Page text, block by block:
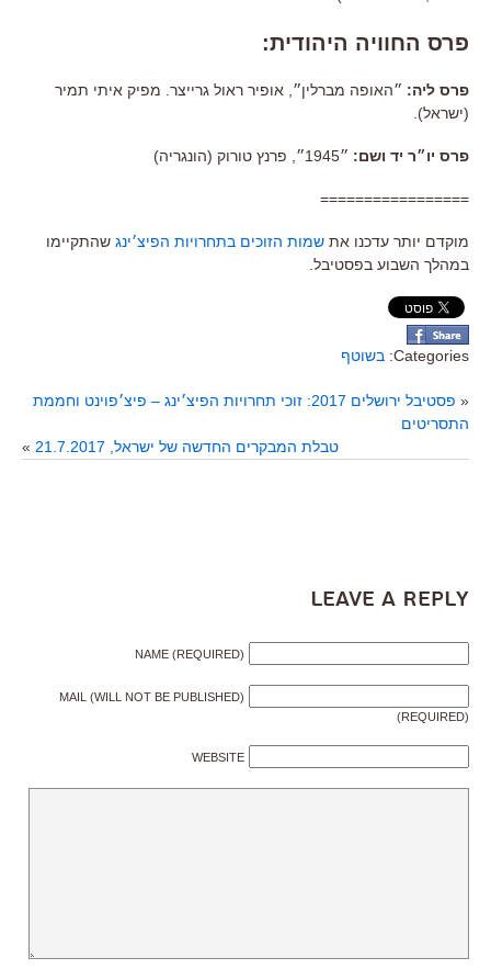
פרס החוויה היהודית:
פרס ליה: ״האופה מברלין״, אופיר ראול גרייצר. מפיק איתי תמיר
(ישראל).
פרס יו״ר יד ושם: ״1945״, פרנץ טורוק (הונגריה)
=================
מוקדם יותר עדכנו את שמות הזוכים בתחרויות הפיצ׳ינג שהתקיימו
במהלך השבוע בפסטיבל.
Categories: בשוטף
«
פסטיבל ירושלים 2017: זוכי תחרויות הפיצ׳ינג – פיצ׳פוינט וחממת
התסריטים
טבלת המבקרים החדשה של ישראל, 21.7.2017
»
Leave a Reply
NAME (REQUIRED)
MAIL (WILL NOT BE PUBLISHED)
(REQUIRED)
WEBSITE